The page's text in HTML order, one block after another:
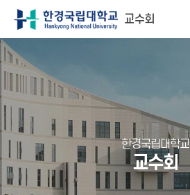
교수회
한경국립대학교
교수회